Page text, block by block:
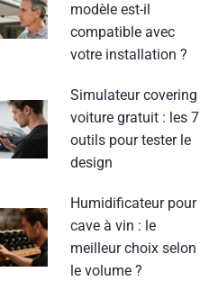
modèle est-il
compatible avec
votre installation ?
Simulateur covering
voiture gratuit : les 7
outils pour tester le
design
Humidificateur pour
cave à vin : le
meilleur choix selon
le volume ?